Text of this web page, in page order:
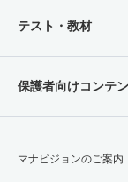
テスト・教材
保護者向けコンテ
マナビジョンのご案内